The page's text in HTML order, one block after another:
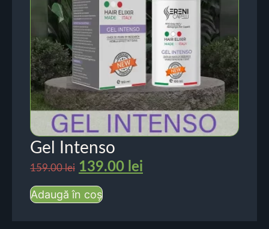
Gel Intenso
159.00lei 139.00 lei
Adaugă în coș